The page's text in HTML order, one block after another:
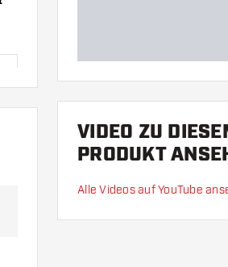
VIDEO ZU
PRODUKT
Alle Videos auf YouTube